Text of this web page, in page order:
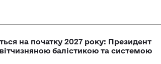
на початку 2027 року: Президент
балістикою та системою